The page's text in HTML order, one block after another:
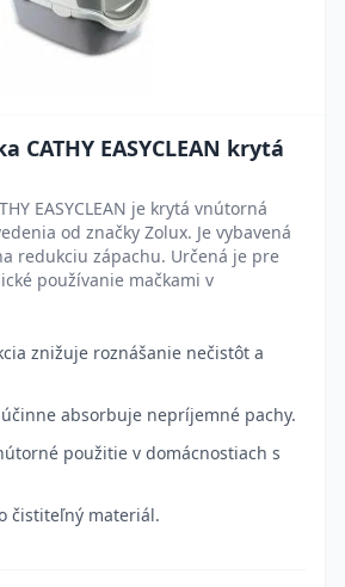
CATHY EASYCLEAN krytá
EASYCLEAN je krytá vnútorná
od značky Zolux. Je vybavená
redukciu zápachu. Určená je pre
používanie mačkami v
znižuje roznášanie nečistôt a
absorbuje nepríjemné pachy.
použitie v domácnostiach s
čistiteľný materiál.